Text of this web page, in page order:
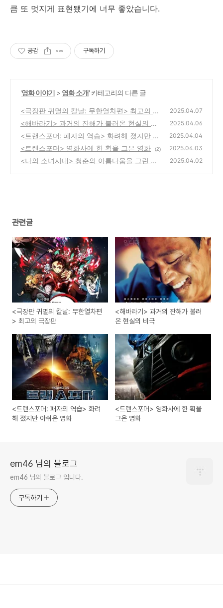
큼 또 멋지게 표현됐기에 너무 좋았습니다.
공감 구독하기
'영화 이야기 > 영화 소개' 카테고리의 다른 글
<극장판 귀멸의 칼날: 무한열차편> 최고의 극
장판
(1)
2025.04.07
<해바라기> 과거의 잔해가 불러온 현실의 비
극
(2)
2025.04.06
<트랜스포머: 패자의 역습> 화려해 졌지만 아
쉬운 영화
(2)
2025.04.04
<트랜스포머> 영화사에 한 획을 그은 영화 (2) 2025.04.03
<나의 소녀시대> 청춘의 아름다움을 그린 영
2025.04.02
관련글
<극장판 귀멸의 칼날: 무한열차편
> 최고의 극장판
<해바라기> 과거의 잔해가 불러
온 현실의 비극
<트랜스포머: 패자의 역습> 화려
해 졌지만 아쉬운 영화
<트랜스포머> 영화사에 한 획을
그은 영화
em46 님의 블로그
em46 님의 블로그 입니다.
구독하기